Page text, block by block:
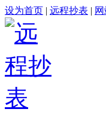
设为首页 | 远程抄表 |